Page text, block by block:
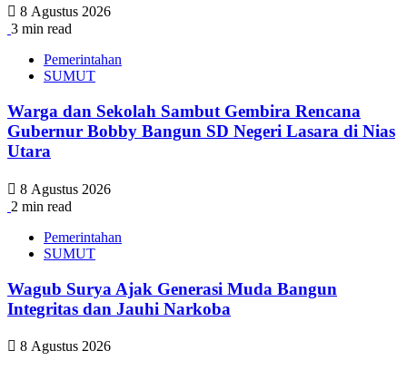
8 Agustus 2026
3 min read
Pemerintahan
SUMUT
Warga dan Sekolah Sambut Gembira Rencana
Gubernur Bobby Bangun SD Negeri Lasara di Nias
Utara
8 Agustus 2026
2 min read
Pemerintahan
SUMUT
Wagub Surya Ajak Generasi Muda Bangun
Integritas dan Jauhi Narkoba
8 Agustus 2026